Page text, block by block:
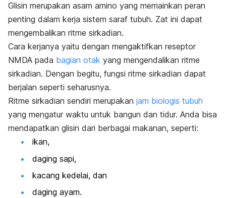
Glisin merupakan asam amino yang memainkan peran
penting dalam kerja sistem saraf tubuh. Zat ini dapat
mengembalikan ritme sirkadian.
Cara kerjanya yaitu dengan mengaktifkan reseptor
NMDA pada bagian otak yang mengendalikan ritme
sirkadian. Dengan begitu, fungsi ritme sirkadian dapat
berjalan seperti seharusnya.
Ritme sirkadian sendiri merupakan jam biologis tubuh
yang mengatur waktu untuk bangun dan tidur. Anda bisa
mendapatkan glisin dari berbagai makanan, seperti:
ikan,
daging sapi,
kacang kedelai, dan
daging ayam.